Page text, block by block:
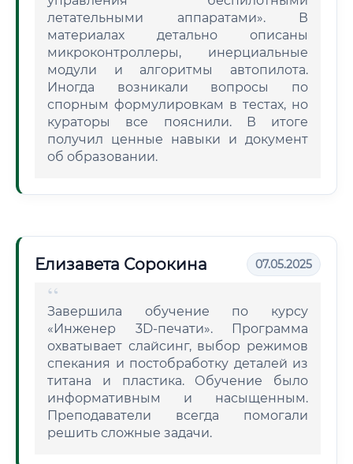
летательными аппаратами». В
материалах детально описаны
микроконтроллеры, инерциальные
модули и алгоритмы автопилота.
Иногда возникали вопросы по
спорным формулировкам в тестах, но
кураторы все пояснили. В итоге
получил ценные навыки и документ
об образовании.
Елизавета Сорокина 07.05.2025
Завершила обучение по курсу
«Инженер 3D-печати». Программа
охватывает слайсинг, выбор режимов
спекания и постобработку деталей из
титана и пластика. Обучение было
информативным и насыщенным.
Преподаватели всегда помогали
решить сложные задачи.